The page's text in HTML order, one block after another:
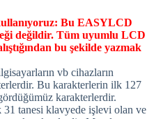
Bu EASYLCD
değildir. Tüm uyumlu LCD
bu şekilde yazmak
vb cihazların
Bu karakterlerin ilk 127
karakterlerdir.
tanesi klavyede işlevi olan ve